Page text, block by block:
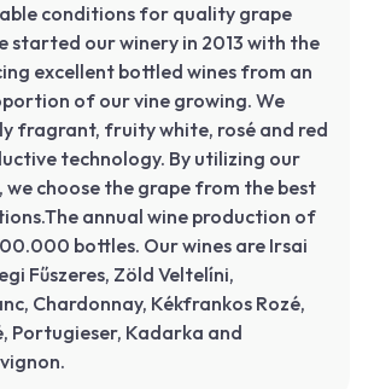
conditions for quality grape
started our winery in 2013 with the
excellent bottled wines from an
of our vine growing. We
fragrant, fruity white, rosé and red
technology. By utilizing our
choose the grape from the best
annual wine production of
bottles. Our wines are Irsai
Fűszeres, Zöld Veltelíni,
Chardonnay, Kékfrankos Rozé,
Portugieser, Kadarka and